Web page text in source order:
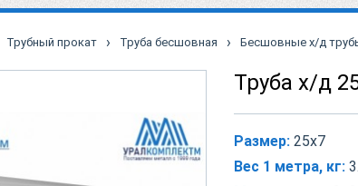
Трубный прокат › Труба бесшовная › Бесшовные х/д
Труба х/д
Размер: 25х7
Вес 1 метра, кг: